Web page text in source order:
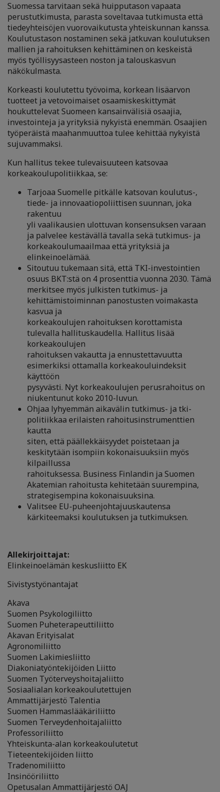
Suomessa tarvitaan sekä huipputason vapaata
perustutkimusta, parasta soveltavaa tutkimusta että
tiedeyhteisöjen vuorovaikutusta yhteiskunnan kanssa.
Koulutustason nostaminen sekä jatkuvan koulutuksen
mallien ja rahoituksen kehittäminen on keskeistä
myös työllisyysasteen noston ja talouskasvun
näkökulmasta.
Korkeasti koulutettu työvoima, korkean lisäarvon
tuotteet ja vetovoimaiset osaamiskeskittymät
houkuttelevat Suomeen kansainvälisiä osaajia,
investointeja ja yrityksiä nykyistä enemmän. Osaajien
työperäistä maahanmuuttoa tulee kehittää nykyistä
sujuvammaksi.
Kun hallitus tekee tulevaisuuteen katsovaa
korkeakoulupolitiikkaa, se:
Tarjoaa Suomelle pitkälle katsovan koulutus-,
tiede- ja innovaatiopoliittisen suunnan, joka
rakentuu
yli vaalikausien ulottuvan konsensuksen varaan
ja palvelee kestävällä tavalla sekä tutkimus- ja
korkeakoulumaailmaa että yrityksiä ja
elinkeinoelämää.
Sitoutuu tukemaan sitä, että TKI-investointien
osuus BKT:stä on 4 prosenttia vuonna 2030. Tämä
merkitsee myös julkisten tutkimus- ja
kehittämistoiminnan panostusten voimakasta
kasvua ja
korkeakoulujen rahoituksen korottamista
tulevalla hallituskaudella. Hallitus lisää
korkeakoulujen
rahoituksen vakautta ja ennustettavuutta
esimerkiksi ottamalla korkeakouluindeksit
käyttöön
pysyvästi. Nyt korkeakoulujen perusrahoitus on
niukentunut koko 2010-luvun.
Ohjaa lyhyemmän aikavälin tutkimus- ja tki-
politiikkaa erilaisten rahoitusinstrumenttien
kautta
siten, että päällekkäisyydet poistetaan ja
keskitytään isompiin kokonaisuuksiin myös
kilpaillussa
rahoituksessa. Business Finlandin ja Suomen
Akatemian rahoitusta kehitetään suurempina,
strategisempina kokonaisuuksina.
Valitsee EU-puheenjohtajuuskautensa
kärkiteemaksi koulutuksen ja tutkimuksen.
Allekirjoittajat:
Elinkeinoelämän keskusliitto EK
Sivistystyönantajat
Akava
Suomen Psykologiliitto
Suomen Puheterapeuttiliitto
Akavan Erityisalat
Agronomiliitto
Suomen Lakimiesliitto
Diakoniatyöntekijöiden Liitto
Suomen Työterveyshoitajaliitto
Sosiaalialan korkeakoulutettujen
Ammattijärjestö Talentia
Suomen Hammaslääkäriliitto
Suomen Terveydenhoitajaliitto
Professoriliitto
Yhteiskunta-alan korkeakoulutetut
Tieteentekijöiden liitto
Tradenomiliitto
Insinööriliitto
Opetusalan Ammattijärjestö OAJ